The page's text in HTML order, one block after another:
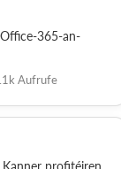
365-an-
Aufrufe
profitéiren